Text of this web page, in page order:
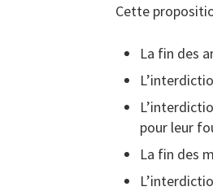
Cette
La fin des
pour leur
La fin des